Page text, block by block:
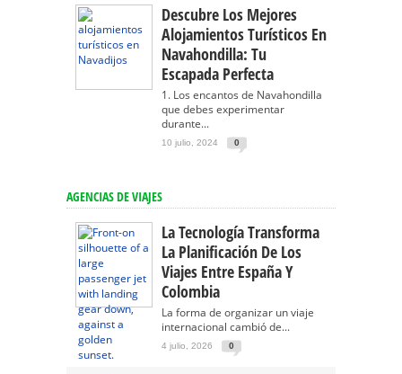
Descubre Los Mejores
Alojamientos Turísticos En
Navahondilla: Tu
Escapada Perfecta
1. Los encantos de Navahondilla
que debes experimentar
durante...
10 julio, 2024 0
AGENCIAS DE VIAJES
La Tecnología Transforma
La Planificación De Los
Viajes Entre España Y
Colombia
La forma de organizar un viaje
internacional cambió de...
4 julio, 2026 0